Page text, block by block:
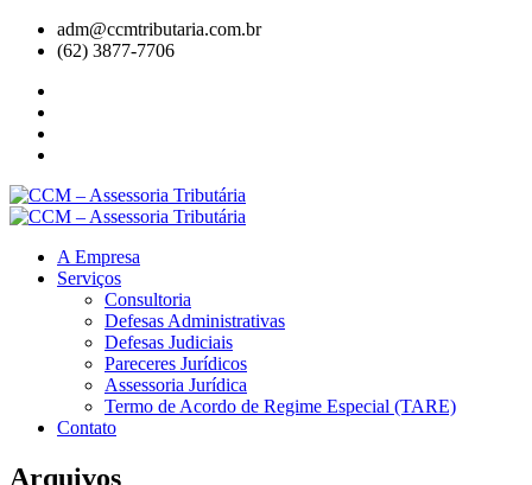
adm@ccmtributaria.com.br
(62) 3877-7706
A Empresa
Serviços
Consultoria
Defesas Administrativas
Defesas Judiciais
Pareceres Jurídicos
Assessoria Jurídica
Termo de Acordo de Regime Especial (TARE)
Contato
Arquivos